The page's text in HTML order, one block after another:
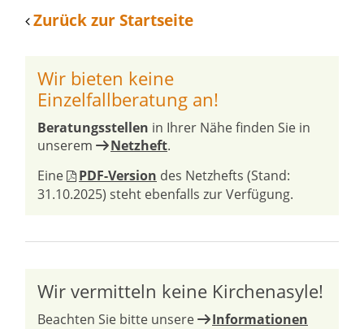
Zurück zur Startseite
Wir bieten keine
Einzelfallberatung an!
Beratungsstellen in Ihrer Nähe finden Sie in
unserem
Netzheft.
Eine
PDF-Version des Netzhefts (Stand:
31.10.2025) steht ebenfalls zur Verfügung.
Wir vermitteln keine Kirchenasyle!
Beachten Sie bitte unsere
Informationen